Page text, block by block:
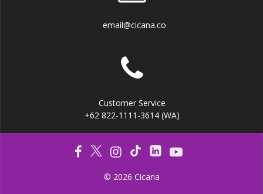
email@cicana.co
Customer Service
+62 822-1111-3614 (WA)
© 2026 Cicana